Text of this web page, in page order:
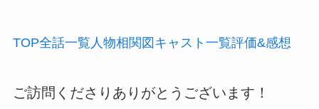
TOP全話一覧 人物相関図 キャスト 一覧評価&感想
ご訪問くださりありがとうございます！